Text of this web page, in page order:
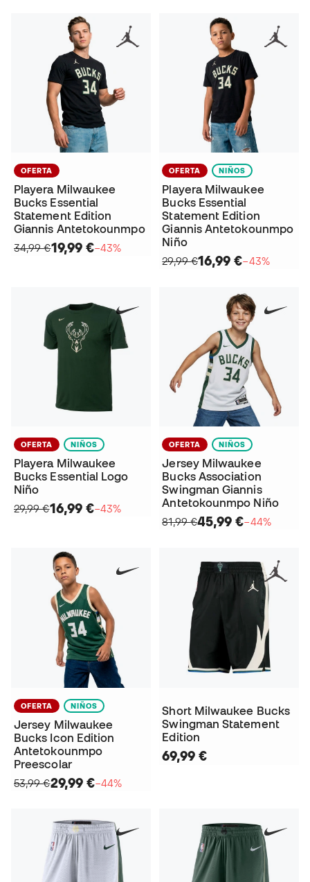
OFERTA
Playera Milwaukee
Bucks Essential
Statement Edition
Giannis Antetokounmpo
34,99 €19,99 €−43%
OFERTA NIÑOS
Playera Milwaukee
Bucks Essential
Statement Edition
Giannis Antetokounmpo
Niño
29,99 €16,99 €−43%
OFERTA NIÑOS
Playera Milwaukee
Bucks Essential Logo
Niño
29,99 €16,99 €−43%
OFERTA NIÑOS
Jersey Milwaukee
Bucks Association
Swingman Giannis
Antetokounmpo Niño
81,99 €45,99 €−44%
OFERTA NIÑOS
Jersey Milwaukee
Bucks Icon Edition
Antetokounmpo
Preescolar
53,99 €29,99 €−44%
Short Milwaukee Bucks
Swingman Statement
Edition
69,99 €